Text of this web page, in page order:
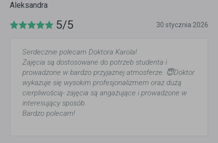
Aleksandra
5/5 30 stycznia 2026
Serdecznie polecam Doktora Karola!
Zajęcia są dostosowane do potrzeb studenta i
prowadzone w bardzo przyjaznej atmosferze. 😇Doktor
wykazuje się wysokim profesjonalizmem oraz dużą
cierpliwością- zajęcia są angażujące i prowadzone w
interesujący sposób.
Bardzo polecam!